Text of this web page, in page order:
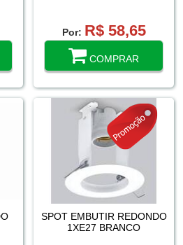
Por: R$ 58,65
COMPRAR
SPOT EMBUTIR REDONDO
1XE27 BRANCO